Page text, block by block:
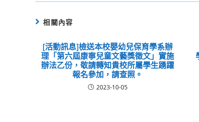
相關內容
[活動訊息]檢送本校嬰幼兒保育學系辦
理「第六屆康寧兒童文藝獎徵文」實施
辦法乙份，敬請轉知貴校所屬學生踴躍
報名參加，請查照。
2023-10-05